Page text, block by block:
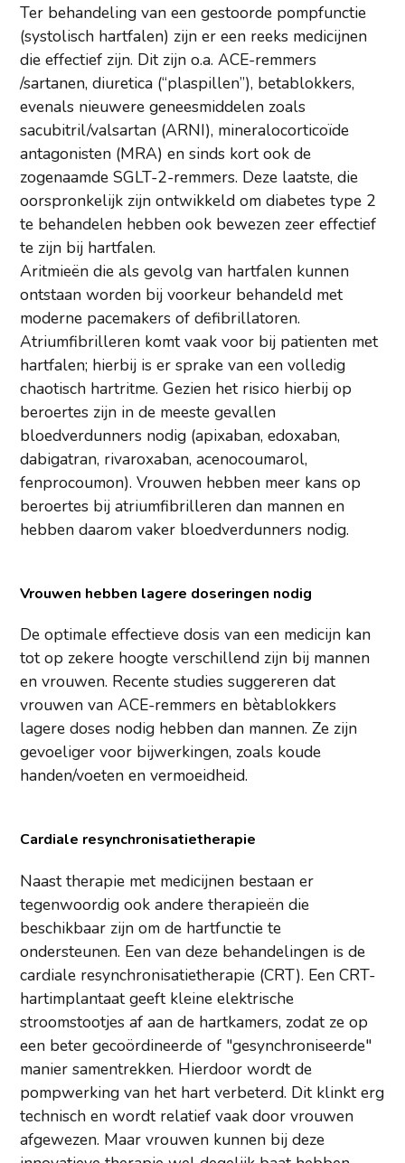
Ter behandeling van een gestoorde ​​pompfunctie
(systolisch hartfalen) zijn er een reeks medicijnen
die effectief zijn. Dit zijn o.a. ACE-remmers
/sartanen, diuretica (“plaspillen”), betablokkers,
evenals nieuwere geneesmiddelen zoals
sacubitril/valsartan (ARNI), mineralocorticoïde
antagonisten (MRA) en sinds kort ook de
zogenaamde SGLT-2-remmers. Deze laatste, die
oorspronkelijk zijn ontwikkeld om diabetes type 2
te behandelen hebben ook bewezen zeer effectief
te zijn bij hartfalen.
Aritmieën die als gevolg van hartfalen kunnen
ontstaan worden bij voorkeur behandeld met
moderne pacemakers of defibrillatoren.
Atriumfibrilleren komt vaak voor bij patienten met
hartfalen; hierbij is er sprake van een volledig
chaotisch hartritme. Gezien het risico hierbij op
beroertes zijn in de meeste gevallen
bloedverdunners nodig (apixaban, edoxaban,
dabigatran, rivaroxaban, acenocoumarol,
fenprocoumon). Vrouwen hebben meer kans op
beroertes bij atriumfibrilleren dan mannen en
hebben daarom vaker bloedverdunners nodig.
Vrouwen hebben lagere doseringen nodig
De optimale effectieve dosis van een medicijn kan
tot op zekere hoogte verschillend zijn bij mannen
en vrouwen. Recente studies suggereren dat
vrouwen van ACE-remmers en bètablokkers
lagere doses nodig hebben dan mannen. Ze zijn
gevoeliger voor bijwerkingen, zoals koude
handen/voeten en vermoeidheid.
Cardiale resynchronisatietherapie
Naast therapie met medicijnen bestaan er
tegenwoordig ook andere therapieën die
beschikbaar zijn om de hartfunctie te
ondersteunen. Een van deze behandelingen is de
cardiale resynchronisatietherapie (CRT). Een CRT-
hartimplantaat geeft kleine elektrische
stroomstootjes af aan de hartkamers, zodat ze op
een beter gecoördineerde of "gesynchroniseerde"
manier samentrekken. Hierdoor wordt de
pompwerking van het hart verbeterd. Dit klinkt erg
technisch en wordt relatief vaak door vrouwen
afgewezen. Maar vrouwen kunnen bij deze